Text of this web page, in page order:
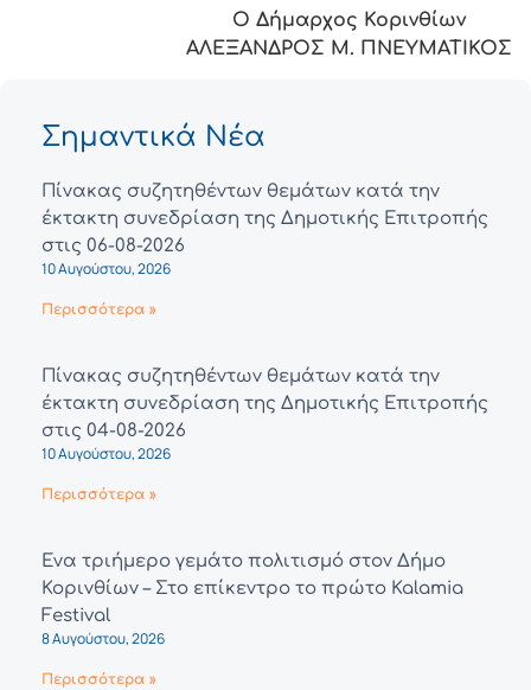
Ο Δήμαρχος Κορινθίων
ΑΛΕΞΑΝΔΡΟΣ Μ. ΠΝΕΥΜΑΤΙΚΟΣ
Σημαντικά Νέα
Πίνακας συζητηθέντων θεμάτων κατά την
έκτακτη συνεδρίαση της Δημοτικής Επιτροπής
στις 06-08-2026
10 Αυγούστου, 2026
Περισσότερα »
Πίνακας συζητηθέντων θεμάτων κατά την
έκτακτη συνεδρίαση της Δημοτικής Επιτροπής
στις 04-08-2026
10 Αυγούστου, 2026
Περισσότερα »
Ένα τριήμερο γεμάτο πολιτισμό στον Δήμο
Κορινθίων – Στο επίκεντρο το πρώτο Kalamia
Festival
8 Αυγούστου, 2026
Περισσότερα »